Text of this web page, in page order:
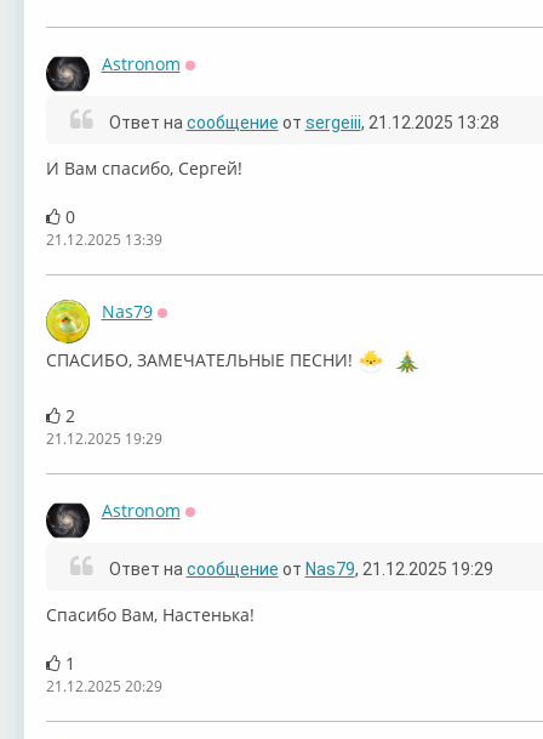
Astronom
Ответ на сообщение от sergeiii, 21.12.2025 13:28
И Вам спасибо, Сергей!
0
21.12.2025 13:39
Nas79
СПАСИБО, ЗАМЕЧАТЕЛЬНЫЕ ПЕСНИ!
2
21.12.2025 19:29
Astronom
Ответ на сообщение от Nas79, 21.12.2025 19:29
Спасибо Вам, Настенька!
1
21.12.2025 20:29